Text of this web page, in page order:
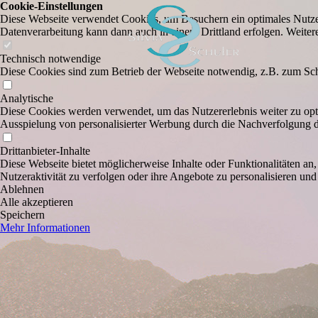
Cookie-Einstellungen
Diese Webseite verwendet Cookies, um Besuchern ein optimales
Datenverarbeitung kann dann auch in einem Drittland erfolgen.
Technisch notwendige
Diese Cookies sind zum Betrieb der Webseite notwendig, z.B. zum
Analytische
Diese Cookies werden verwendet, um das Nutzererlebnis weiter zu
Ausspielung von personalisierter Werbung durch die Nachverfolgung
Drittanbieter-Inhalte
Diese Webseite bietet möglicherweise Inhalte oder Funktionalitäten
Nutzeraktivität zu verfolgen oder ihre Angebote zu personalisieren
Ablehnen
Alle akzeptieren
Speichern
Mehr Informationen